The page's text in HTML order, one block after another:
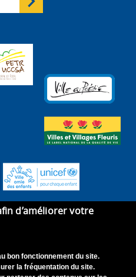
d’améliorer votre
bon fonctionnement du site.
la fréquentation du site.